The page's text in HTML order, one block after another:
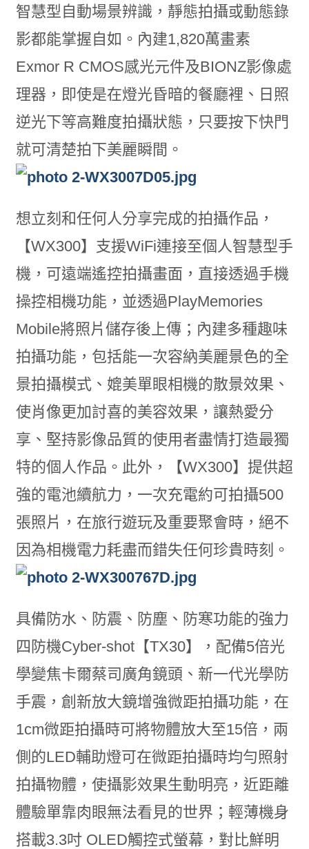
智慧型自動場景辨識，靜態拍攝或動態錄
影都能掌握自如。內建1,820萬畫素
Exmor R CMOS感光元件及BIONZ影像處
理器，即使是在燈光昏暗的餐廳裡、日照
逆光下等高難度拍攝狀態，只要按下快門
就可清楚拍下美麗瞬間。
想立刻和任何人分享完成的拍攝作品，
【WX300】支援WiFi連接至個人智慧型手
機，可遠端遙控拍攝畫面，直接透過手機
操控相機功能，並透過PlayMemories
Mobile將照片儲存後上傳；內建多種趣味
拍攝功能，包括能一次容納美麗景色的全
景拍攝模式、媲美單眼相機的散景效果、
使肖像更加討喜的美容效果，讓熱愛分
享、堅持影像品質的使用者盡情打造最獨
特的個人作品。此外，【WX300】提供超
強的電池續航力，一次充電約可拍攝500
張照片，在旅行遊玩及重要聚會時，絕不
因為相機電力耗盡而錯失任何珍貴時刻。
具備防水、防震、防塵、防寒功能的強力
四防機Cyber-shot【TX30】，配備5倍光
學變焦卡爾蔡司廣角鏡頭、新一代光學防
手震，創新放大鏡增強微距拍攝功能，在
1cm微距拍攝時可將物體放大至15倍，兩
側的LED輔助燈可在微距拍攝時均勻照射
拍攝物體，使攝影效果生動明亮，近距離
體驗單靠肉眼無法看見的世界；輕薄機身
搭載3.3吋 OLED觸控式螢幕，對比鮮明